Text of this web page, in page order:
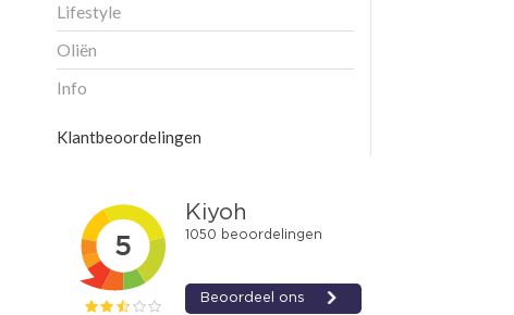
Lifestyle
Oliën
Info
Klantbeoordelingen